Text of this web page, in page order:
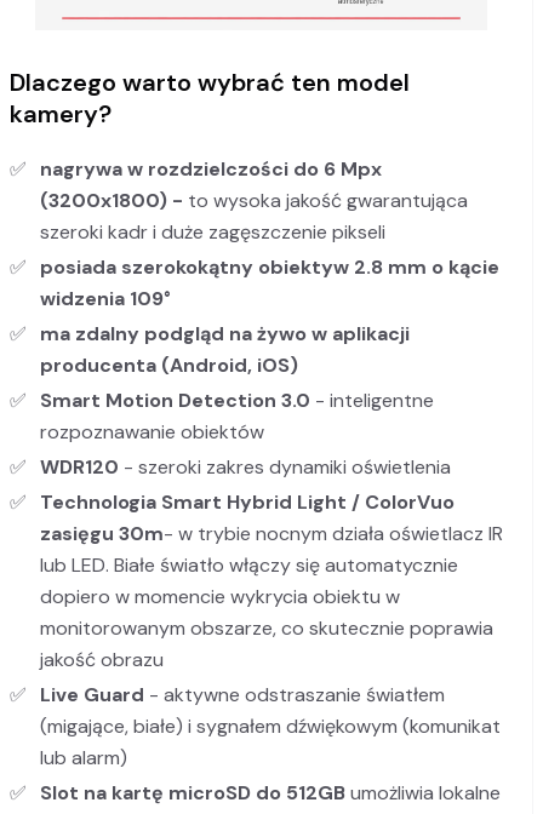
Dlaczego warto wybrać ten model
kamery?
nagrywa w rozdzielczości do 6 Mpx
(3200x1800) - to wysoka jakość gwarantująca
szeroki kadr i duże zagęszczenie pikseli
posiada szerokokątny obiektyw 2.8 mm o kącie
widzenia 109°
ma zdalny podgląd na żywo w aplikacji
producenta (Android, iOS)
Smart Motion Detection 3.0 - inteligentne
rozpoznawanie obiektów
WDR120 - szeroki zakres dynamiki oświetlenia
Technologia Smart Hybrid Light / ColorVuo
zasięgu 30m- w trybie nocnym działa oświetlacz IR
lub LED. Białe światło włączy się automatycznie
dopiero w momencie wykrycia obiektu w
monitorowanym obszarze, co skutecznie poprawia
jakość obrazu
Live Guard - aktywne odstraszanie światłem
(migające, białe) i sygnałem dźwiękowym (komunikat
lub alarm)
Slot na kartę microSD do 512GBumożliwia lokalne